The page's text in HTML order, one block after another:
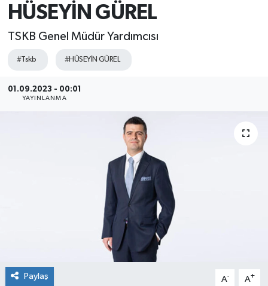
HÜSEYİN GÜREL
TSKB Genel Müdür Yardımcısı
#Tskb #HÜSEYİN GÜREL
01.09.2023 - 00:01
YAYINLANMA
Paylaş A- A+
ETKİNLİK
GÜNCEL
KAPAK
YAŞAM